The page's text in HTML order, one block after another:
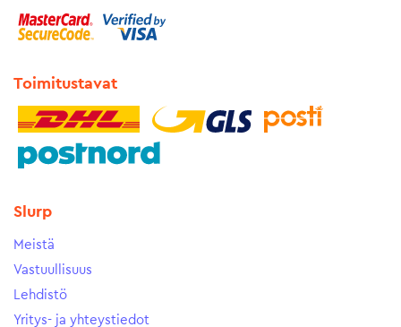
Toimitustavat
Slurp
Meistä
Vastuullisuus
Lehdistö
Yritys- ja yhteystiedot